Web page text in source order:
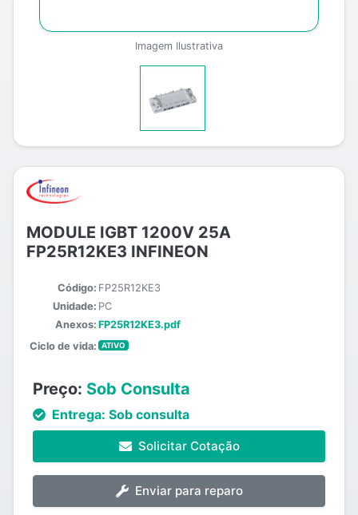
Imagem Ilustrativa
MODULE IGBT 1200V 25A
FP25R12KE3 INFINEON
Código: FP25R12KE3
Unidade: PC
Anexos: FP25R12KE3.pdf
Ciclo de vida:
ATIVO
Preço: Sob Consulta
Entrega: Sob consulta
Solicitar Cotação
Enviar para reparo